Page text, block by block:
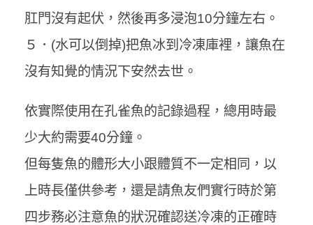
肛門沒有起伏，然後再多浸泡10分鐘左右。
５．(水可以倒掉)把魚冰到冷凍庫裡，讓魚在
沒有知覺的情況下安然去世。
依實際使用在孔雀魚的記錄過程，總用時最
少大約需要40分鐘。
但每隻魚的體形大小跟體質不一定相同，以
上時長僅供參考，還是請魚友們實行時於第
四步務必注意魚的狀況確認送冷凍的正確時